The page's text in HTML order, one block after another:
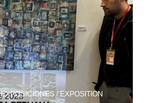
EXPOSICIONES / EXPOSITION